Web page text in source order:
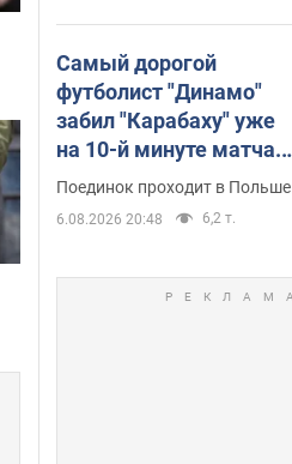
Самый дорогой
футболист "Динамо"
забил "Карабаху" уже
на 10-й минуте матча.
Видео
Поединок проходит в Польше
6.08.2026 20:48 6,2 т.